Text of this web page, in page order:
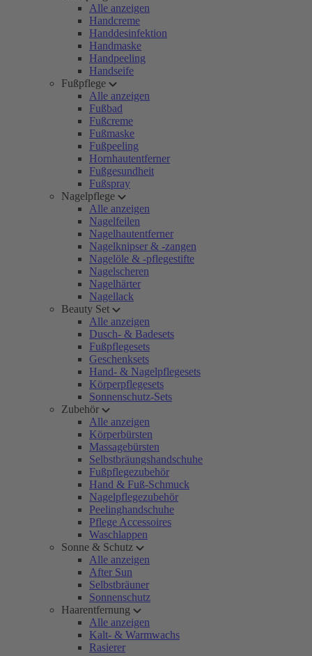
Alle anzeigen
Handcreme
Handdesinfektion
Handmaske
Handpeeling
Handseife
Fußpflege
Alle anzeigen
Fußbad
Fußcreme
Fußmaske
Fußpeeling
Hornhautentferner
Fußgesundheit
Fußspray
Nagelpflege
Alle anzeigen
Nagelfeilen
Nagelhautentferner
Nagelknipser & -zangen
Nagelöle & -pflegestifte
Nagelscheren
Nagelhärter
Nagellack
Beauty Set
Alle anzeigen
Dusch- & Badesets
Fußpflegesets
Geschenksets
Hand- & Nagelpflegesets
Körperpflegesets
Sonnenschutz-Sets
Zubehör
Alle anzeigen
Körperbürsten
Massagebürsten
Selbstbräungshandschuhe
Fußpflegezubehör
Hand & Fuß-Schmuck
Nagelpflegezubehör
Peelinghandschuhe
Pflege Accessoires
Waschlappen
Sonne & Schutz
Alle anzeigen
After Sun
Selbstbräuner
Sonnenschutz
Haarentfernung
Alle anzeigen
Kalt- & Warmwachs
Rasierer